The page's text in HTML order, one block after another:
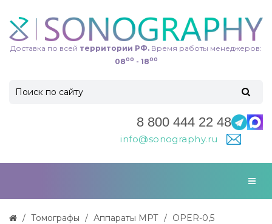
Доставка по всей территории РФ. Время работы менеджеров:
0800 - 1800
8 800 444 22 48
info@sonography.ru
Томографы Аппараты МРТ OPER-0,5